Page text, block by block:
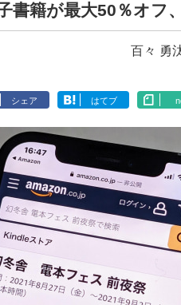
書籍が最大50％オフ
百々 勇
シェア はてブ